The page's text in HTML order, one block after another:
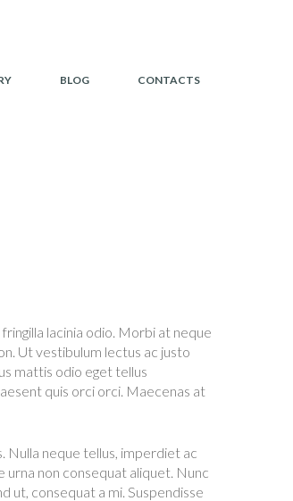
BLOG
CONTACTS
lacinia odio. Morbi at neque
Ut vestibulum lectus ac justo
mattis odio eget tellus
quis orci orci. Maecenas at
Nulla neque tellus, imperdiet ac
urna non consequat aliquet. Nunc
ut, consequat a mi. Suspendisse